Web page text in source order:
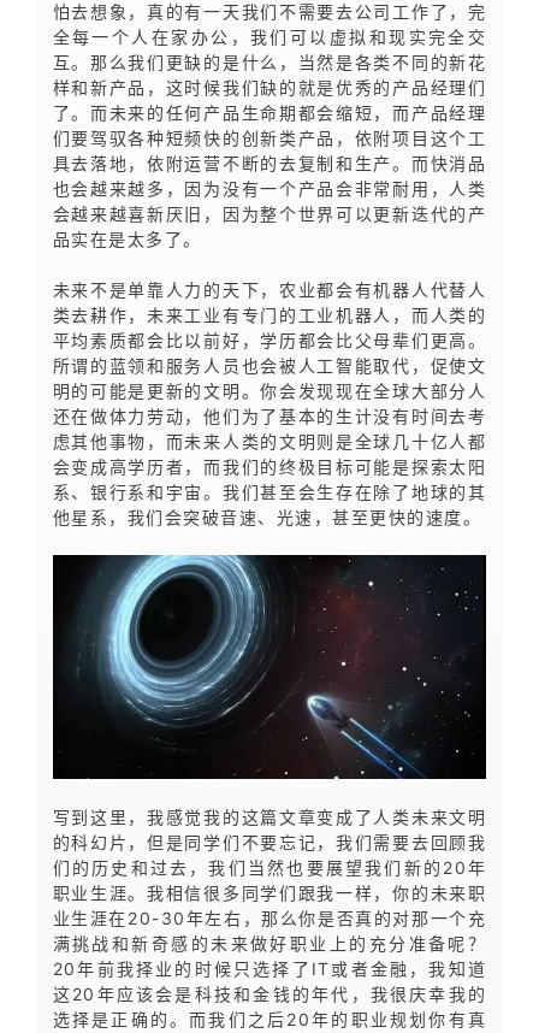
怕去想象，真的有一天我们不需要去公司工作了，完
全每一个人在家办公，我们可以虚拟和现实完全交
互。那么我们更缺的是什么，当然是各类不同的新花
样和新产品，这时候我们缺的就是优秀的产品经理们
了。而未来的任何产品生命期都会缩短，而产品经理
们要驾驭各种短频快的创新类产品，依附项目这个工
具去落地，依附运营不断的去复制和生产。而快消品
也会越来越多，因为没有一个产品会非常耐用，人类
会越来越喜新厌旧，因为整个世界可以更新迭代的产
品实在是太多了。
未来不是单靠人力的天下，农业都会有机器人代替人
类去耕作，未来工业有专门的工业机器人，而人类的
平均素质都会比以前好，学历都会比父母辈们更高。
所谓的蓝领和服务人员也会被人工智能取代，促使文
明的可能是更新的文明。你会发现现在全球大部分人
还在做体力劳动，他们为了基本的生计没有时间去考
虑其他事物，而未来人类的文明则是全球几十亿人都
会变成高学历者，而我们的终极目标可能是探索太阳
系、银行系和宇宙。我们甚至会生存在除了地球的其
他星系，我们会突破音速、光速，甚至更快的速度。
写到这里，我感觉我的这篇文章变成了人类未来文明
的科幻片，但是同学们不要忘记，我们需要去回顾我
们的历史和过去，我们当然也要展望我们新的20年
职业生涯。我相信很多同学们跟我一样，你的未来职
业生涯在20-30年左右，那么你是否真的对那一个充
满挑战和新奇感的未来做好职业上的充分准备呢？
20年前我择业的时候只选择了IT或者金融，我知道
这20年应该会是科技和金钱的年代，我很庆幸我的
选择是正确的。而我们之后20年的职业规划你有真